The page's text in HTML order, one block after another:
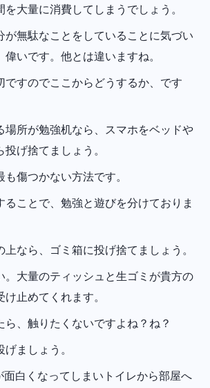
を大量に消費してしまうでしょう。
が無駄なことをしていることに気づい
いです。他とは違いますね。
ですのでここからどうするか、です
場所が勉強机なら、スマホをベッドや
げ捨てましょう。
傷つかない方法です。
ることで、勉強と遊びを分けておりま
なら、ゴミ箱に投げ捨てましょう。
。大量のティッシュと生ゴミが貴方の
止めてくれます。
ら、触りたくないですよね？ね？
ましょう。
白くなってしまいトイレから部屋へ